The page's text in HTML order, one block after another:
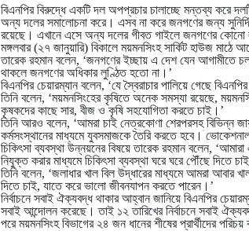
বিএনপির বিরুদ্ধে একটি দল অপপ্রচার চালাচ্ছে মন্তব্য করে
অন্য দলের সমালোচনা করে। এসব না করে জনগণের জন্য
রয়েছে। এখানে এসে অন্য দলের গীবত গাইলে জনগণের কোনো
মঙ্গলবার (২৭ জানুয়ারি) বিকালে ময়মনসিংহ সার্কিট হাউজ
তারেক রহমান বলেন, ‘জনগণের ইচ্ছায় এ দেশ যেন আগামীতে
থাকলে জনগণের অধিকার লুণ্ঠিত হতো না।’
বিএনপির চেয়ারম্যান বলেন, ‘যে স্বৈরাচার পালিয়ে গেছে
তিনি বলেন, ‘ময়মনসিংহের কৃষিতে অনেক সমস্যা রয়েছে,
কৃষকদের কাছে সার, বীজ ও কৃষি সহযোগিতা করতে চাই।’
তিনি আরও বলেন, ‘আমরা চাই নেত্রকোণা শেরপরসহ বিভিন্ন
কর্মসংস্থানের মাধ্যমে যুবসমাজকে তৈরি করতে হবে।
চিকিৎসা ব্যবস্থা উন্নয়নের বিষয়ে তারেক রহমান বলেন,
নিযুক্ত করার মাধ্যমে চিকিৎসা ব্যবস্থা ঘরে ঘরে পৌঁছে দিতে
তিনি বলেন, ‘জলাধার খাল বিল উদ্ধারের মাধ্যমে আমরা আবার
দিতে চাই, যাতে করে ভালো জীবনযাপন করতে পারেন।’
নির্বাচনে সবাই ঐক্যবদ্ধ থাকার আহ্বান জানিয়ে বিএনপির
সবাই আন্দোলন করেছে। তাই ১২ তারিখের নির্বাচনে সবাই
পরে ময়মনসিংহ বিভাগের ২৪ জন ধানের শীষের প্রার্থীদের